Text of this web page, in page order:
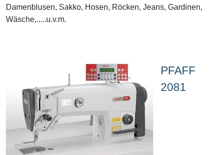
Damenblusen, Sakko, Hosen, Röcken, Jeans, Gardinen,
Wäsche,.....u.v.m.
PFAFF
2081